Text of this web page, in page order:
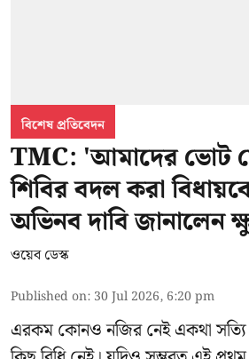
বিশেষ প্রতিবেদন
TMC: 'আমাদের ভোট
শিবির বদল করা
অভিনব দাবি জানালেন
ওয়েব ডেস্ক
Published on: 30 Jul 2026, 6:20 pm
এরকম কোনও নজির নেই একথা